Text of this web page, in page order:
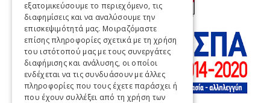
FRENCH
ITALIAN
GERMAN
SPANISH
CHINESE (SIMPLIFIED)
εξατομικεύσουμε το περιεχόμενο, τις
διαφημίσεις και να αναλύσουμε την
επισκεψιμότητά μας. Μοιραζόμαστε
επίσης πληροφορίες σχετικά με τη χρήση
του ιστότοπού μας με τους συνεργάτες
διαφήμισης και ανάλυσης, οι οποίοι
ενδέχεται να τις συνδυάσουν με άλλες
πληροφορίες που τους έχετε παράσχει ή
που έχουν συλλέξει από τη χρήση των